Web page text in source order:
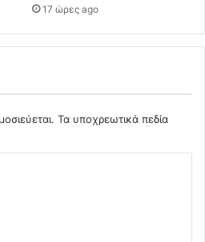
17 ώρες ago
Τα υποχρεωτικά πεδία